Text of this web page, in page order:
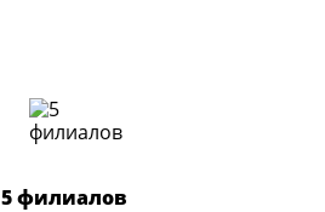
5 филиалов